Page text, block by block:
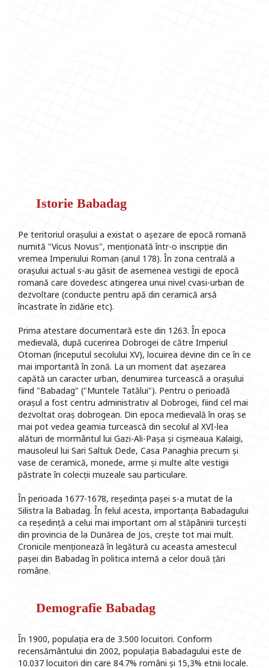
Istorie Babadag
Pe teritoriul orașului a existat o așezare de epocă romană
numită "Vicus Novus", menționată într-o inscripție din
vremea Imperiului Roman (anul 178). În zona centrală a
orașului actual s-au găsit de asemenea vestigii de epocă
romană care dovedesc atingerea unui nivel cvasi-urban de
dezvoltare (conducte pentru apă din ceramică arsă
încastrate în zidărie etc).
Prima atestare documentară este din 1263. În epoca
medievală, după cucerirea Dobrogei de către Imperiul
Otoman (începutul secolului XV), locuirea devine din ce în ce
mai importantă în zonă. La un moment dat așezarea
capătă un caracter urban, denumirea turcească a orașului
fiind "Babadag" ("Muntele Tatălui"). Pentru o perioadă
orașul a fost centru administrativ al Dobrogei, fiind cel mai
dezvoltat oraș dobrogean. Din epoca medievală în oraș se
mai pot vedea geamia turcească din secolul al XVI-lea
alături de mormântul lui Gazi-Ali-Pașa și cișmeaua Kalaigi,
mausoleul lui Sari Saltuk Dede, Casa Panaghia precum și
vase de ceramică, monede, arme și multe alte vestigii
păstrate în colecții muzeale sau particulare.
În perioada 1677-1678, reședința pașei s-a mutat de la
Silistra la Babadag. În felul acesta, importanța Babadagului
ca reședință a celui mai important om al stăpânirii turcești
din provincia de la Dunărea de Jos, crește tot mai mult.
Cronicile menționează în legătură cu aceasta amestecul
pașei din Babadag în politica internă a celor două țări
române.
Demografie Babadag
În 1900, populația era de 3.500 locuitori. Conform
recensământului din 2002, populația Babadagului este de
10.037 locuitori din care 84.7% români și 15,3% etnii locale.